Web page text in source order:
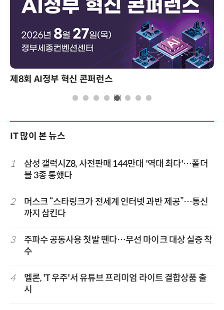
제8회 AI정부 혁신 콘퍼런스
IT 많이 본 뉴스
1
삼성 갤럭시Z8, 사전판매 144만대 '역대 최다'…폴더
블 3종 통했다
2
머스크 “스타링크가 전세계 인터넷 과반 제공”…통신
까지 삼킨다
3
주파수 공동사용 첫발 뗀다…무선 마이크 대상 실증 착
수
4
멜론, 'T 우주'서 유튜브 프리미엄 라이트 결합상품 출
시